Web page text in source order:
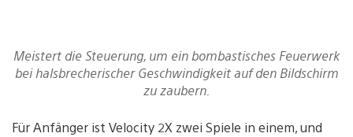
Meistert die Steuerung, um ein bombastisches Feuerwerk
bei halsbrecherischer Geschwindigkeit auf den Bildschirm
zu zaubern.
Für Anfänger ist Velocity 2X zwei Spiele in einem, und